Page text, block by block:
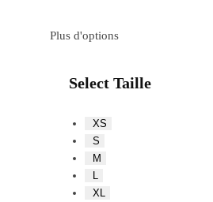
Plus d'options
Select Taille
XS
S
M
XL